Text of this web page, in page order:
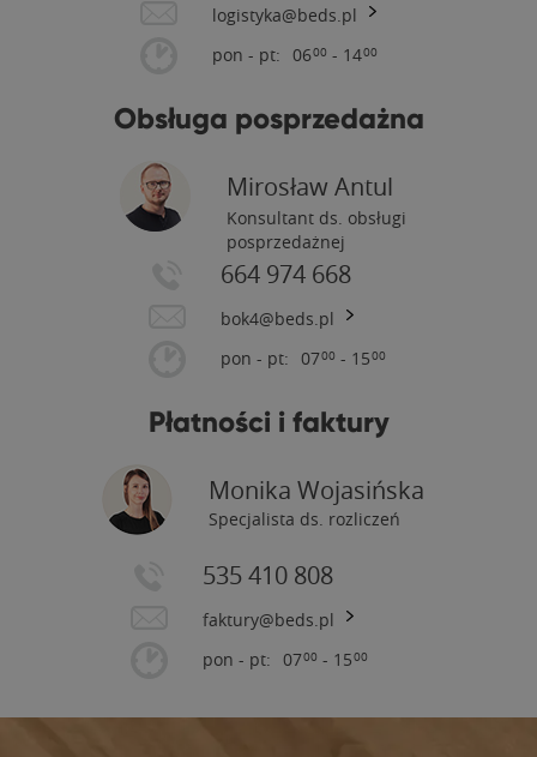
logistyka@beds.pl
pon - pt: 0600 - 1400
Obsługa posprzedażna
Mirosław Antul
Konsultant ds. obsługi
posprzedażnej
664 974 668
bok4@beds.pl
pon - pt: 0700 - 1500
Płatności i faktury
Monika Wojasińska
Specjalista ds. rozliczeń
535 410 808
faktury@beds.pl
pon - pt: 0700 - 1500